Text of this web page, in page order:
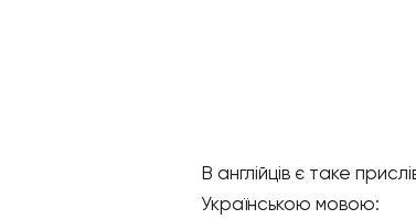
В англійців є таке
Українською мовою: